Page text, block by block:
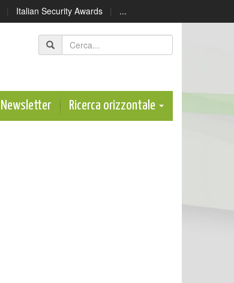
| Italian Security Awards | ...
Newsletter Ricerca orizzontale